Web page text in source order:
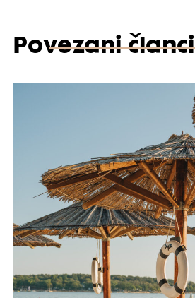
Povezani članci